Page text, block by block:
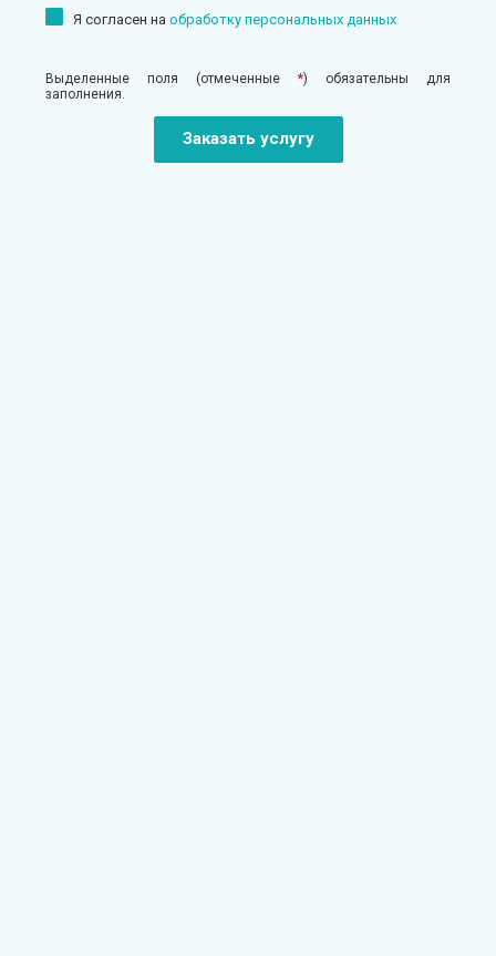
Я согласен на обработку персональных данных
Выделенные поля (отмеченные *) обязательны для
заполнения.